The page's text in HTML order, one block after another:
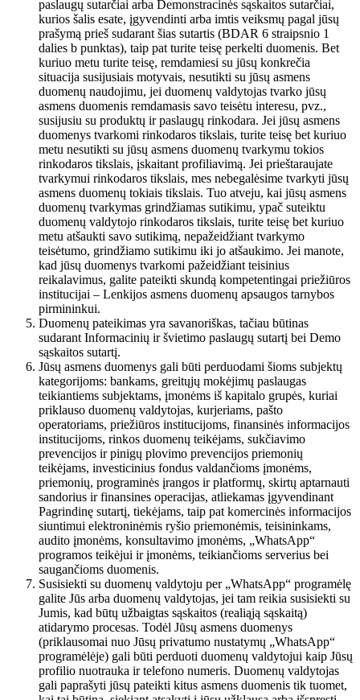
paslaugų sutarčiai arba Demonstracinės sąskaitos sutarčiai,
kurios šalis esate, įgyvendinti arba imtis veiksmų pagal jūsų
prašymą prieš sudarant šias sutartis (BDAR 6 straipsnio 1
dalies b punktas), taip pat turite teisę perkelti duomenis. Bet
kuriuo metu turite teisę, remdamiesi su jūsų konkrečia
situacija susijusiais motyvais, nesutikti su jūsų asmens
duomenų naudojimu, jei duomenų valdytojas tvarko jūsų
asmens duomenis remdamasis savo teisėtu interesu, pvz.,
susijusiu su produktų ir paslaugų rinkodara. Jei jūsų asmens
duomenys tvarkomi rinkodaros tikslais, turite teisę bet kuriuo
metu nesutikti su jūsų asmens duomenų tvarkymu tokios
rinkodaros tikslais, įskaitant profiliavimą. Jei prieštaraujate
tvarkymui rinkodaros tikslais, mes nebegalėsime tvarkyti jūsų
asmens duomenų tokiais tikslais. Tuo atveju, kai jūsų asmens
duomenų tvarkymas grindžiamas sutikimu, ypač suteiktu
duomenų valdytojo rinkodaros tikslais, turite teisę bet kuriuo
metu atšaukti savo sutikimą, nepažeidžiant tvarkymo
teisėtumo, grindžiamo sutikimu iki jo atšaukimo. Jei manote,
kad jūsų duomenys tvarkomi pažeidžiant teisinius
reikalavimus, galite pateikti skundą kompetentingai priežiūros
institucijai – Lenkijos asmens duomenų apsaugos tarnybos
pirmininkui.
Duomenų pateikimas yra savanoriškas, tačiau būtinas
sudarant Informacinių ir švietimo paslaugų sutartį bei Demo
sąskaitos sutartį.
Jūsų asmens duomenys gali būti perduodami šioms subjektų
kategorijoms: bankams, greitųjų mokėjimų paslaugas
teikiantiems subjektams, įmonėms iš kapitalo grupės, kuriai
priklauso duomenų valdytojas, kurjeriams, pašto
operatoriams, priežiūros institucijoms, finansinės informacijos
institucijoms, rinkos duomenų teikėjams, sukčiavimo
prevencijos ir pinigų plovimo prevencijos priemonių
teikėjams, investicinius fondus valdančioms įmonėms,
priemonių, programinės įrangos ir platformų, skirtų aptarnauti
sandorius ir finansines operacijas, atliekamas įgyvendinant
Pagrindinę sutartį, tiekėjams, taip pat komercinės informacijos
siuntimui elektroninėmis ryšio priemonėmis, teisininkams,
audito įmonėms, konsultavimo įmonėms, „WhatsApp“
programos teikėjui ir įmonėms, teikiančioms serverius bei
saugančioms duomenis.
Susisiekti su duomenų valdytoju per „WhatsApp“ programėlę
galite Jūs arba duomenų valdytojas, jei tam reikia susisiekti su
Jumis, kad būtų užbaigtas sąskaitos (realiąją sąskaitą)
atidarymo procesas. Todėl Jūsų asmens duomenys
(priklausomai nuo Jūsų privatumo nustatymų „WhatsApp“
programėlėje) gali būti perduoti duomenų valdytojui kaip Jūsų
profilio nuotrauka ir telefono numeris. Duomenų valdytojas
gali paprašyti jūsų pateikti kitus asmens duomenis tik tuomet,